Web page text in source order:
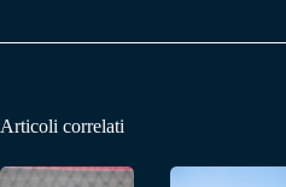
Articoli correlati